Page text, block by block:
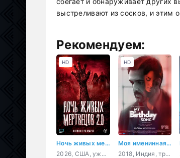
выстреливают из сосков, и этим
Рекомендуем:
Ночь живых мертвецов 2.0
2026, США, ужасы
HD
Моя именинная песнь
2018, Индия, триллер
HD